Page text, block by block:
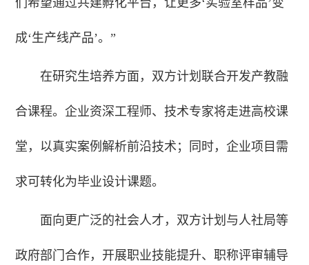
成‘生产线产品’。”
在研究生培养方面，双方计划联合开发产教融
合课程。企业资深工程师、技术专家将走进高校课
堂，以真实案例解析前沿技术；同时，企业项目需
求可转化为毕业设计课题。
面向更广泛的社会人才，双方计划与人社局等
政府部门合作，开展职业技能提升、职称评审辅导